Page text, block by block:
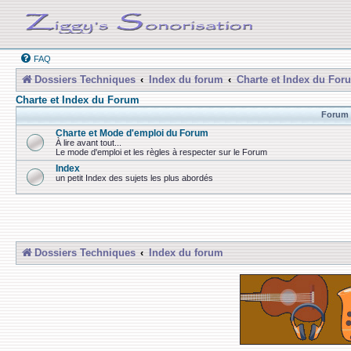
FAQ
Dossiers Techniques Index du forum
Charte et Index du
Charte et Index du Forum
Forum
Charte et Mode d'emploi du Forum
À lire avant tout...
Le mode d'emploi et les règles à respecter sur le Forum
Index
un petit Index des sujets les plus abordés
Dossiers Techniques Index du forum